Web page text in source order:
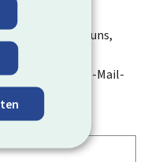
und helfen Sie uns,
keine
Beispiel Ihre E-Mail-